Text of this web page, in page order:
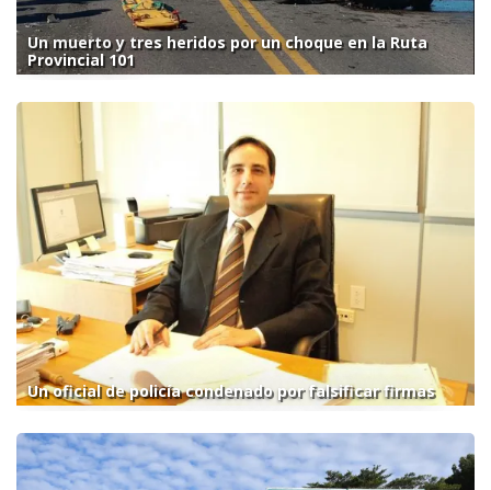
Un muerto y tres heridos por un choque en la Ruta
Provincial 101
Un oficial de policía condenado por falsificar firmas